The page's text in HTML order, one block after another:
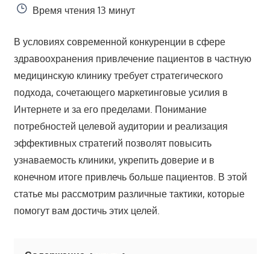
Время чтения 13 минут
В условиях современной конкуренции в сфере
здравоохранения привлечение пациентов в частную
медицинскую клинику требует стратегического
подхода, сочетающего маркетинговые усилия в
Интернете и за его пределами. Понимание
потребностей целевой аудитории и реализация
эффективных стратегий позволят повысить
узнаваемость клиники, укрепить доверие и в
конечном итоге привлечь больше пациентов. В этой
статье мы рассмотрим различные тактики, которые
помогут вам достичь этих целей.